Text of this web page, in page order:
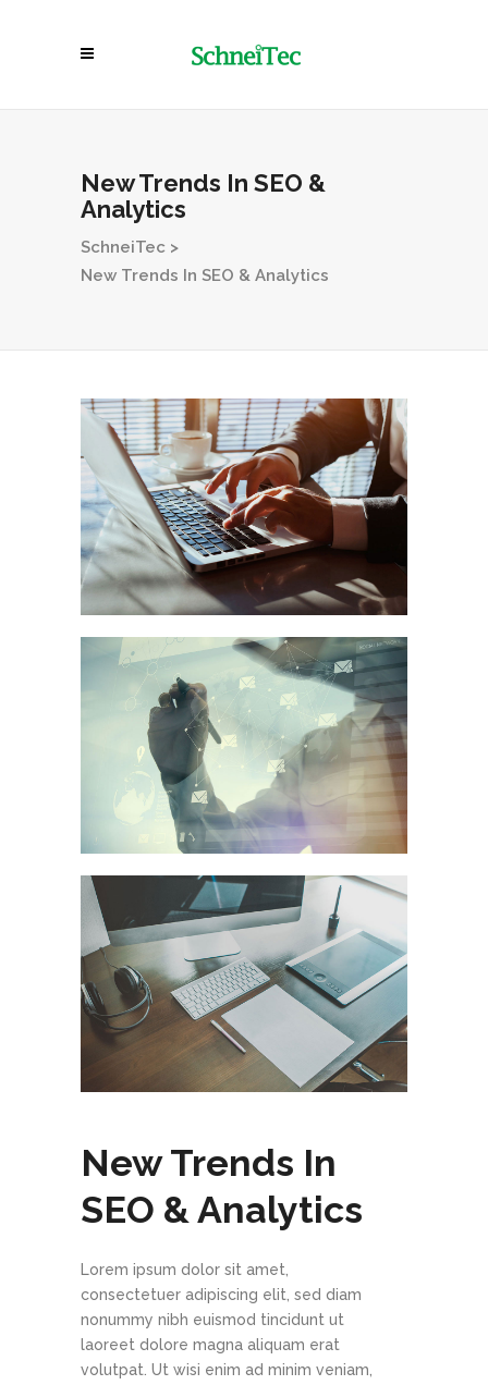
New Trends In SEO &
Analytics
SchneiTec >
New Trends In SEO & Analytics
New Trends In
SEO & Analytics
Lorem ipsum dolor sit amet,
consectetuer adipiscing elit, sed diam
nonummy nibh euismod tincidunt ut
laoreet dolore magna aliquam erat
volutpat. Ut wisi enim ad minim veniam,